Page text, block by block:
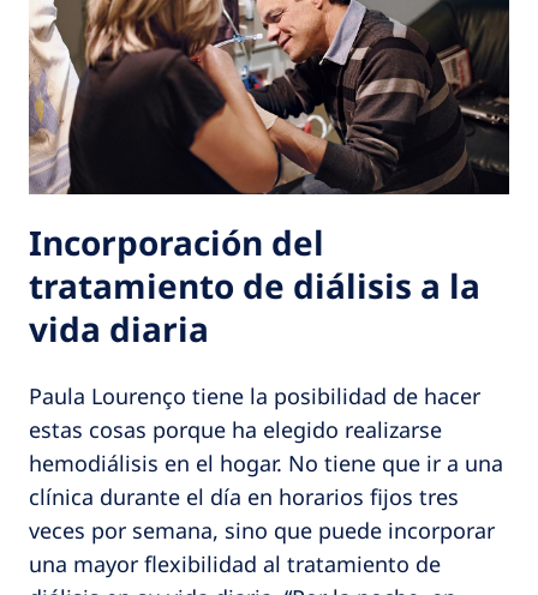
Incorporación del
tratamiento de diálisis a la
vida diaria
Paula Lourenço tiene la posibilidad de hacer
estas cosas porque ha elegido realizarse
hemodiálisis en el hogar. No tiene que ir a una
clínica durante el día en horarios fijos tres
veces por semana, sino que puede incorporar
una mayor flexibilidad al tratamiento de